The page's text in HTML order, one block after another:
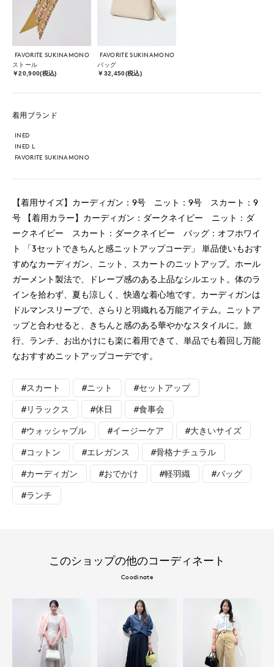
FAVORITE SUKINAMONO
ストール
￥20,900(税込)
FAVORITE SUKINAMONO
バッグ
￥32,450(税込)
着用ブランド
INED
INED L
FAVORITE SUKINAMONO
【着用サイズ】カーディガン：9号 ニット：9号 スカート：9
号 【着用カラー】カーディガン：ダークネイビー ニット：ダ
ークネイビー スカート：ダークネイビー バッグ：オフホワイ
ト 「3セットできちんと感ニットアップコーデ」 単品使いもおす
すめなカーディガン、ニット、スカートのニットアップ。ホール
ガーメント製法で、ドレープ感のある上品なシルエット。体のラ
インを拾わず、夏も涼しく、快適な着心地です。カーディガンは
ドルマンスリーブで、さらりと羽織れる万能アイテム。ニットア
ップと合わせると、きちんと感のある華やかなスタイルに。旅
行、ランチ、お出かけにも楽に着用できて、単品でも着回し万能
なおすすめニットアップコーデです。
#スカート #ニット #セットアップ
#リラックス #休日 #食事会
#ウォッシャブル #イージーケア #大きいサイズ
#コットン #エレガンス #骨格ナチュラル
#カーディガン #おでかけ #軽羽織 #バッグ
#ランチ
このショップの他のコーディネート
Coodinate